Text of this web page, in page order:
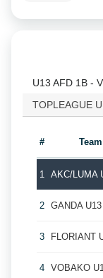
U13 AFD 1B -
TOPLEAGUE
# Team
1 AKC/LUMA
2 GANDA U13
3 FLORIANT
4 VOBAKO